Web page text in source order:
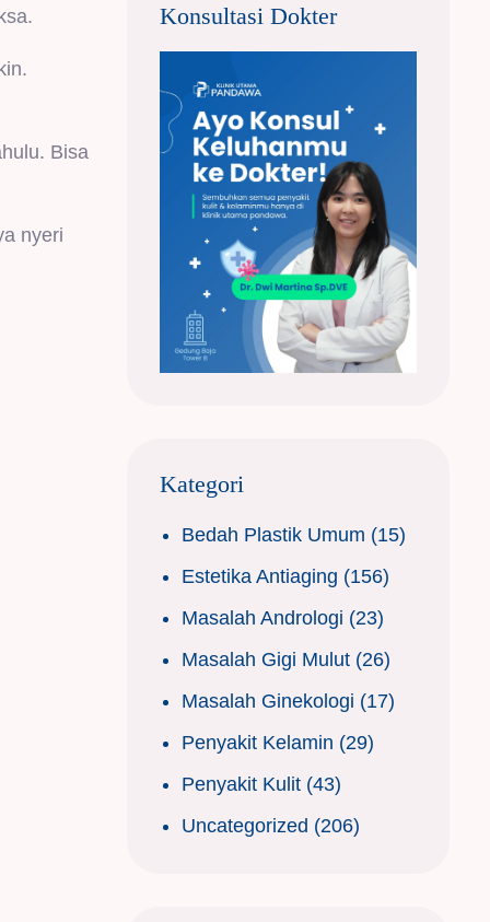
Bisa
nyeri
Konsultasi Dokter
Kategori
Bedah Plastik Umum (15)
Estetika Antiaging (156)
Masalah Andrologi (23)
Masalah Gigi Mulut (26)
Masalah Ginekologi (17)
Penyakit Kelamin (29)
Penyakit Kulit (43)
Uncategorized (206)